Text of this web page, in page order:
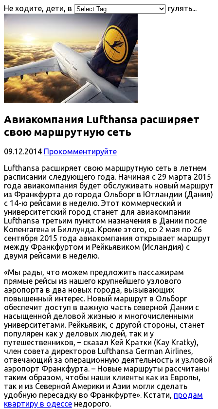
Не ходите, дети, в гулять...
Авиакомпания Lufthansa расширяет
свою маршрутную сеть
09.12.2014 Прокомментируйте
Lufthansa расширяет свою маршрутную сеть в летнем
расписании следующего года. Начиная с 29 марта 2015
года авиакомпания будет обслуживать новый маршрут
из Франкфурта до города Ольборг в Ютландии (Дания)
с 14-ю рейсами в неделю. Этот коммерческий и
университетский город станет для авиакомпании
Lufthansa третьим пунктом назначения в Дании после
Копенгагена и Биллунда. Кроме этого, со 2 мая по 26
сентября 2015 года авиакомпания открывает маршрут
между Франкфуртом и Рейкьявиком (Исландия) с
двумя рейсами в неделю.
«Мы рады, что можем предложить пассажирам
прямые рейсы из нашего крупнейшего узлового
аэропорта в два новых города, вызывающих
повышенный интерес. Новый маршрут в Ольборг
обеспечит доступ в важную часть северной Дании с
насыщенной деловой жизнью и многочисленными
университетами. Рейкьявик, с другой стороны, станет
популярен как у деловых людей, так и у
путешественников, – сказал Кей Кратки (Kay Kratky),
член совета директоров Lufthansa German Airlines,
отвечающий за операционную деятельность и узловой
аэропорт Франкфурта. – Новые маршруты рассчитаны
таким образом, чтобы наши клиенты как из Европы,
так и из Северной Америки и Азии могли сделать
удобную пересадку во Франкфурте». Кстати, продам
квартиру в одессе недорого.